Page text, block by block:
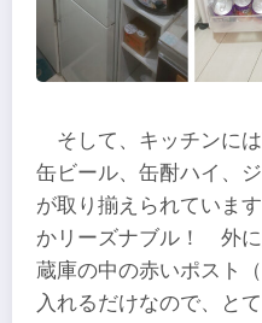
そして、キッチンに
缶ビール、缶酎ハイ、
が取り揃えられていま
かリーズナブル！ 外
蔵庫の中の赤いポスト
入れるだけなので、と